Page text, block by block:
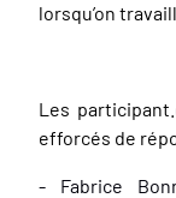
lorsqu’on
Les
efforcés de
- Fabrice